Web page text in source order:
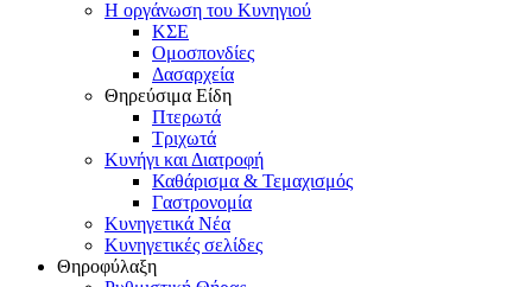
Η οργάνωση του Κυνηγιού
ΚΣΕ
Ομοσπονδίες
Δασαρχεία
Θηρεύσιμα Είδη
Πτερωτά
Τριχωτά
Κυνήγι και Διατροφή
Καθάρισμα & Τεμαχισμός
Γαστρονομία
Κυνηγετικά Νέα
Κυνηγετικές σελίδες
Θηροφύλαξη